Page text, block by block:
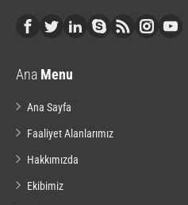
Ana Menu
Ana Sayfa
Faaliyet Alanlarımız
Hakkımızda
Ekibimiz